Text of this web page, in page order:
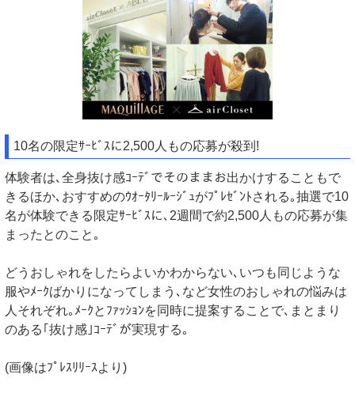
10名の限定ｻｰﾋﾞｽに2,500人もの応募が殺到!
体験者は､全身抜け感ｺｰﾃﾞでそのままお出かけすることもで
きるほか､おすすめのｳｵｰﾀﾘｰﾙｰｼﾞｭがﾌﾟﾚｾﾞﾝﾄされる｡抽選で10
名が体験できる限定ｻｰﾋﾞｽに､2週間で約2,500人もの応募が集
まったとのこと｡
どうおしゃれをしたらよいかわからない､いつも同じような
服やﾒｰｸばかりになってしまう､など女性のおしゃれの悩みは
人それぞれ｡ﾒｰｸとﾌｧｯｼｮﾝを同時に提案することで､まとまり
のある｢抜け感｣ｺｰﾃﾞが実現する｡
(画像はﾌﾟﾚｽﾘﾘｰｽより)